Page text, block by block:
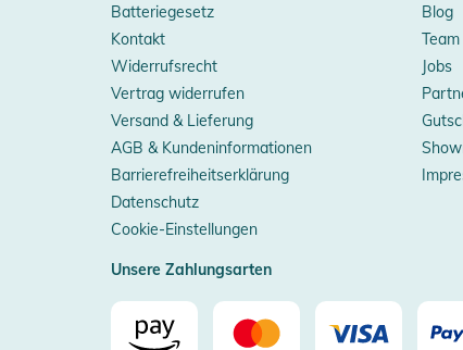
Batteriegesetz
Kontakt
Widerrufsrecht
Vertrag widerrufen
Versand & Lieferung
AGB & Kundeninformationen
Barrierefreiheitserklärung
Datenschutz
Cookie-Einstellungen
Blog
Team
Jobs
Unsere Zahlungsarten